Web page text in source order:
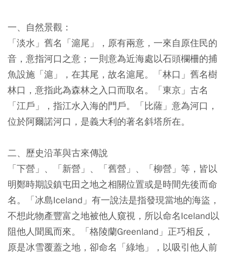
一、自然景觀：
「淡水」舊名「滬尾」，原有兩意，一來自原住民的
音，意指河口之意；一則意為近海處以石頭欄柵的捕
魚設施「滬」，在其尾，故名滬尾。「林口」舊名樹
林口，意指此為森林之入口而取名。「東京」古名
「江戶」，指江水入海的門戶。「比薩」意為河口，
位於阿爾諾河口，是義大利的著名斜塔所在。
二、歷史沿革與古來傳說
「下營」、「新營」、「舊營」、「柳營」等，皆以
明鄭時期設鎮屯田之地之相關位置或是時間先後而命
名。「冰島Iceland」有一說法是指發現當地的海盜，
不想此物產豐富之地被他人窺視，所以命名Iceland以
阻他人聞風而來。「格陵蘭Greenland」正巧相反，
原是冰雪覆蓋之地，卻命名「綠地」，以吸引他人前